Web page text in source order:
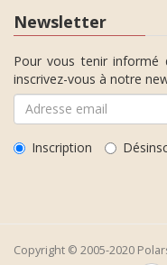
Newsletter
Pour vous tenir informé
inscrivez-vous à notre
Inscription
Copyright © 2005-2020